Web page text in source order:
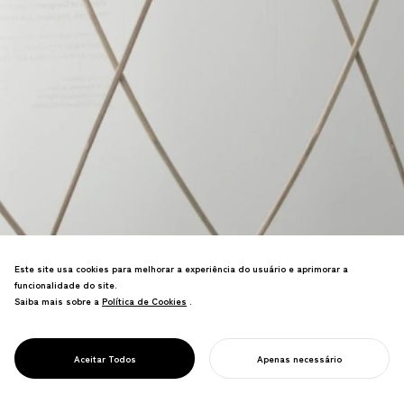
PROJECT
OBI
estrutura apenas de tensão. Mostrou o
design japonês globalmente.
Este site usa cookies para melhorar a experiência do usuário e aprimorar a
funcionalidade do site.
Saiba mais sobre a Política de Cookies
Política de Cookies .
Aceitar Todos Apenas necessário